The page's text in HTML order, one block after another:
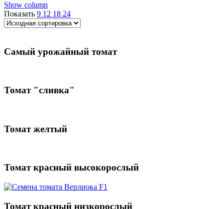
Show column
Показать 9 12 18 24
Самый урожайный томат
Томат "сливка"
Томат желтый
Томат красный высокорослый
Томат красный низкорослый